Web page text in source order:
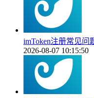
imToken注册常见问
2026-08-07 10:15:50